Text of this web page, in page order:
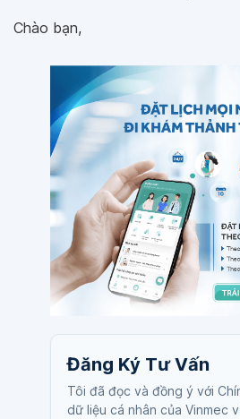
Chào bạn,
Đăng Ký Tư Vấn
Tôi đã đọc và đồng ý với
dữ liệu cá nhân của Vinmec